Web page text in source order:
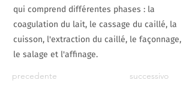
qui comprend différentes phases : la
coagulation du lait, le cassage du caillé, la
cuisson, l'extraction du caillé, le façonnage,
le salage et l'affinage.
precedente successivo